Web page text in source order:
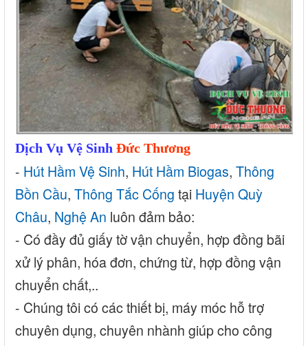
Dịch Vụ Vệ Sinh Đức Thương
- Hút Hầm Vệ Sinh, Hút Hầm Biogas, Thông
Bồn Cầu, Thông Tắc Cống tại Huyện Quỳ
Châu, Nghệ An luôn đảm bảo:
- Có đầy đủ giấy tờ vận chuyển, hợp đồng bãi
xử lý phân, hóa đơn, chứng từ, hợp đồng vận
chuyển chất,..
- Chúng tôi có các thiết bị, máy móc hỗ trợ
chuyên dụng, chuyên nhành giúp cho công